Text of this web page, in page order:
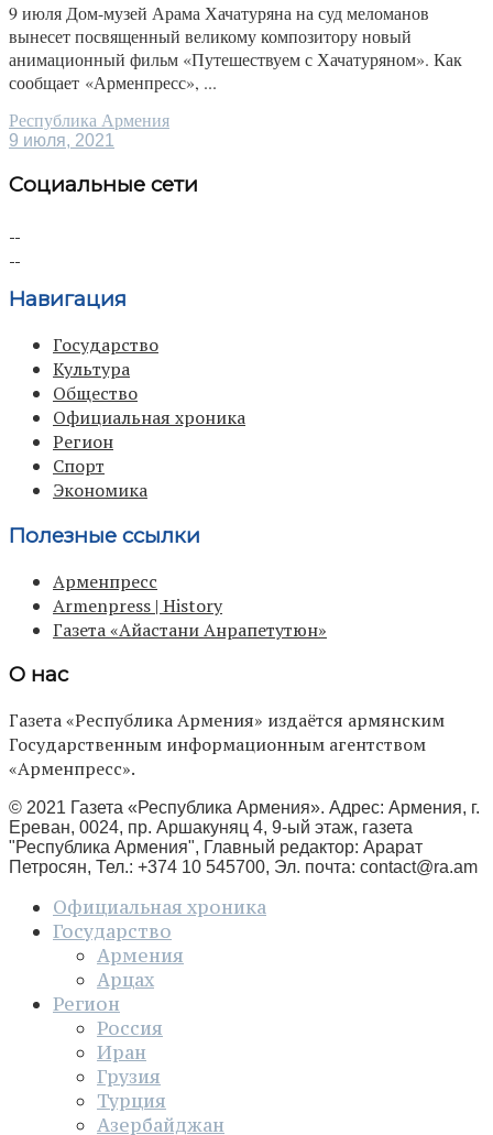
9 июля Дом-музей Арама Хачатуряна на суд меломанов
вынесет посвященный великому композитору новый
анимационный фильм «Путешествуем с Хачатуряном». Как
сообщает «Арменпресс», ...
Республика Армения
9 июля, 2021
Социальные сети
Навигация
Государство
Культура
Общество
Официальная хроника
Регион
Спорт
Экономика
Полезные ссылки
Арменпресс
Armenpress | History
Газета «Айастани Анрапетутюн»
О нас
Газета «Республика Армения» издаётся армянским
Государственным информационным агентством
«Арменпресс».
© 2021 Газета «Республика Армения». Адрес: Армения, г.
Ереван, 0024, пр. Аршакуняц 4, 9-ый этаж, газета
"Республика Армения", Главный редактор: Арарат
Петросян, Тел.: +374 10 545700, Эл. почта: contact@ra.am
Официальная хроника
Государство
Армения
Арцах
Регион
Россия
Иран
Грузия
Турция
Азербайджан